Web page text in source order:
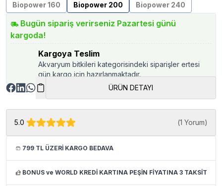
Biopower 160
Biopower 200 Biopower 240
Bugün sipariş verirseniz Pazartesi günü
kargoda!
Kargoya Teslim
Akvaryum bitkileri kategorisindeki siparişler ertesi
gün kargo için hazırlanmaktadır.
ÜRÜN DETAYI
5.0 (1 Yorum)
799 TL ÜZERİ KARGO BEDAVA
BONUS ve WORLD KREDİ KARTINA PEŞİN FİYATINA 3 TAKSİT